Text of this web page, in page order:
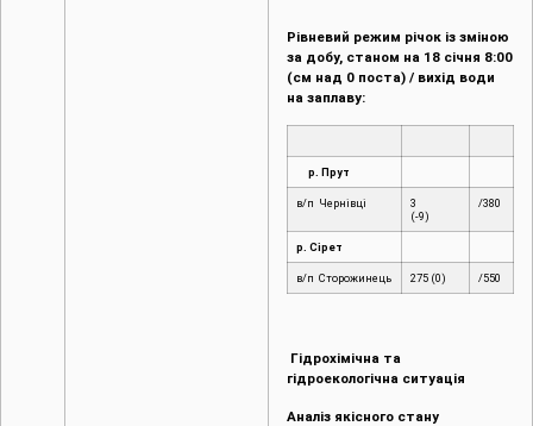
Рівневий режим річок із зміною
за добу, станом на 18 січня 8:00
(см над 0 поста) / вихід води
на заплаву:
р. Прут
в/п Чернівці
3
(-9)
/380
р. Сірет
в/п Сторожинець 275 (0) /550
Гідрохімічна та
гідроекологічна ситуація
Аналіз якісного стану